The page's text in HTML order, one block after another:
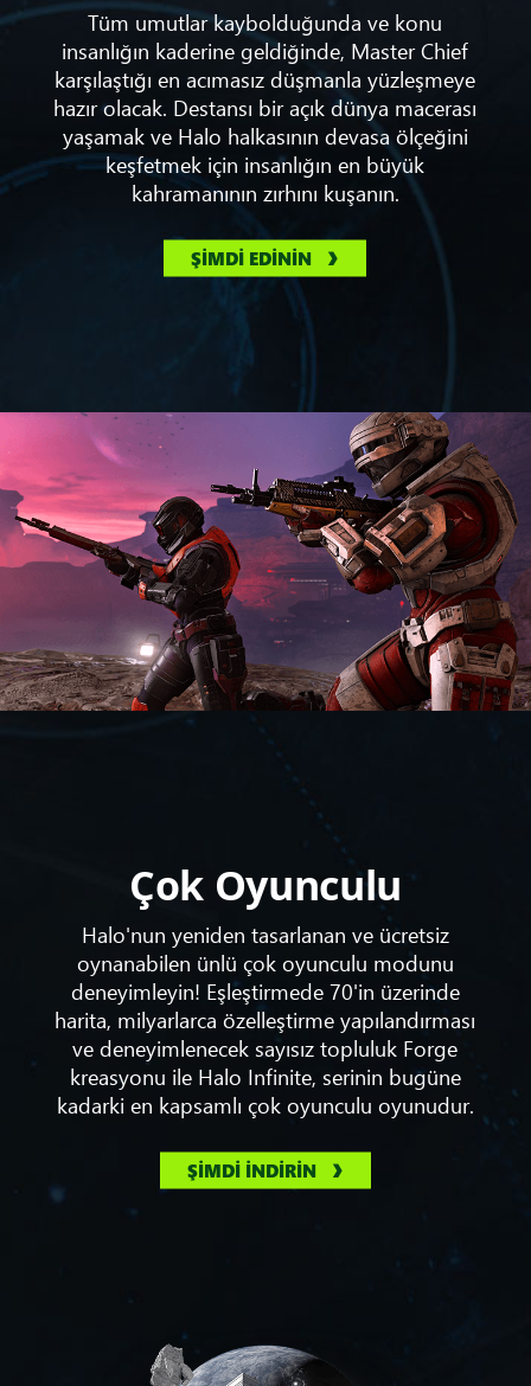
Tüm umutlar kaybolduğunda ve konu
insanlığın kaderine geldiğinde, Master Chief
karşılaştığı en acımasız düşmanla yüzleşmeye
hazır olacak. Destansı bir açık dünya macerası
yaşamak ve Halo halkasının devasa ölçeğini
keşfetmek için insanlığın en büyük
kahramanının zırhını kuşanın.
ŞİMDİ EDİNİN
Çok Oyunculu
Halo'nun yeniden tasarlanan ve ücretsiz
oynanabilen ünlü çok oyunculu modunu
deneyimleyin! Eşleştirmede 70'in üzerinde
harita, milyarlarca özelleştirme yapılandırması
ve deneyimlenecek sayısız topluluk Forge
kreasyonu ile Halo Infinite, serinin bugüne
kadarki en kapsamlı çok oyunculu oyunudur.
ŞİMDİ İNDİRİN